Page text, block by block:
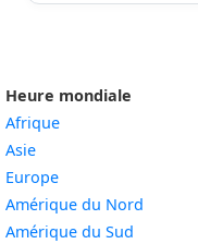
Heure mondiale
Afrique
Asie
Europe
Amérique du Nord
Amérique du Sud